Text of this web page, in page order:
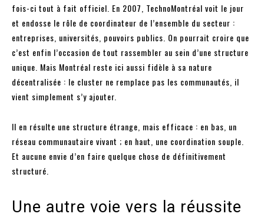
fois-ci tout à fait officiel. En 2007, TechnoMontréal voit le jour
et endosse le rôle de coordinateur de l’ensemble du secteur :
entreprises, universités, pouvoirs publics. On pourrait croire que
c’est enfin l’occasion de tout rassembler au sein d’une structure
unique. Mais Montréal reste ici aussi fidèle à sa nature
décentralisée : le cluster ne remplace pas les communautés, il
vient simplement s’y ajouter.
Il en résulte une structure étrange, mais efficace : en bas, un
réseau communautaire vivant ; en haut, une coordination souple.
Et aucune envie d’en faire quelque chose de définitivement
structuré.
Une autre voie vers la réussite